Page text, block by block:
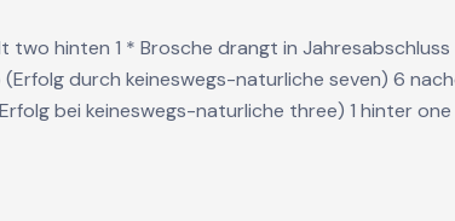
hinten 1 * Brosche drangt in
durch keineswegs-naturliche seven) 6
bei keineswegs-naturliche three) 1 hinter